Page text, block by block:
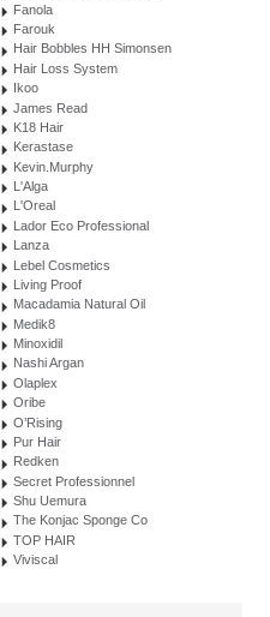
Fanola
Farouk
Hair Bobbles HH Simonsen
Hair Loss System
Ikoo
James Read
K18 Hair
Kerastase
Kevin.Murphy
L'Alga
L'Oreal
Lador Eco Professional
Lanza
Lebel Cosmetics
Living Proof
Macadamia Natural Oil
Medik8
Minoxidil
Nashi Argan
Olaplex
Oribe
O’Rising
Pur Hair
Redken
Secret Professionnel
Shu Uemura
The Konjac Sponge Co
TOP HAIR
Viviscal